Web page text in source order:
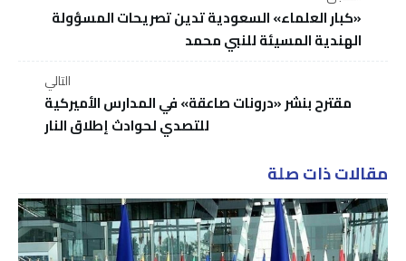
«كبار العلماء» السعودية تدين تصريحات المسؤولة
الهندية المسيئة للنبي محمد
التالي
مقترح بنشر «درونات صاعقة» في المدارس الأميركية
للتصدي لحوادث إطلاق النار
مقالات ذات صلة